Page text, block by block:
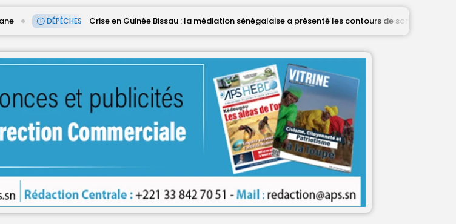
Crise en Guinée Bissau : la médiation sénégalaise a présenté les contours de son mandat aux autorités de